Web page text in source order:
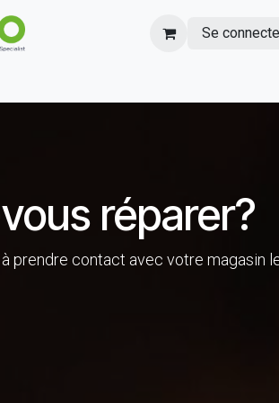
Se
réparer?
prendre contact avec votre magasin